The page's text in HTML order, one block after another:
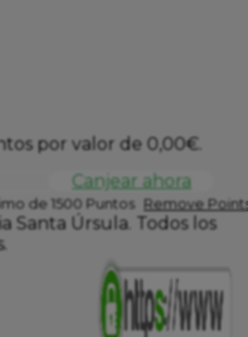
por valor de 0,00€.
Canjear ahora
de 1500 Puntos Remove
Santa Úrsula. Todos los